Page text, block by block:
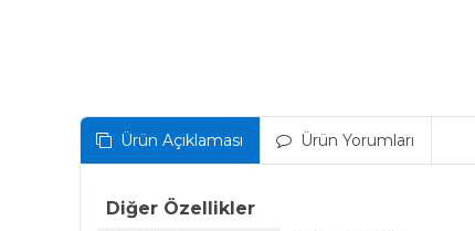
Ürün Açıklaması Ürün Yorumları
Diğer Özellikler